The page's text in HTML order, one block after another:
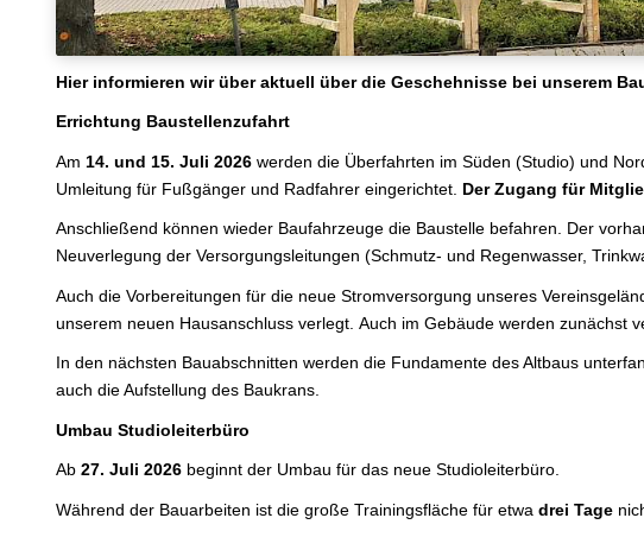
Hier informieren wir über aktuell über die Geschehnisse bei unserem
Errichtung Baustellenzufahrt
Am 14. und 15. Juli 2026 werden die Überfahrten im Süden (Studio) und
Umleitung für Fußgänger und Radfahrer eingerichtet. Der Zugang für
Anschließend können wieder Baufahrzeuge die Baustelle befahren. Der
Neuverlegung der Versorgungsleitungen (Schmutz- und Regenwasser,
Auch die Vorbereitungen für die neue Stromversorgung unseres
unserem neuen Hausanschluss verlegt. Auch im Gebäude werden zunächst
In den nächsten Bauabschnitten werden die Fundamente des Altbaus
auch die Aufstellung des Baukrans.
Umbau Studioleiterbüro
Ab27. Juli 2026 beginnt der Umbau für das neue Studioleiterbüro.
Während der Bauarbeiten ist die große Trainingsfläche für etwadrei Tage